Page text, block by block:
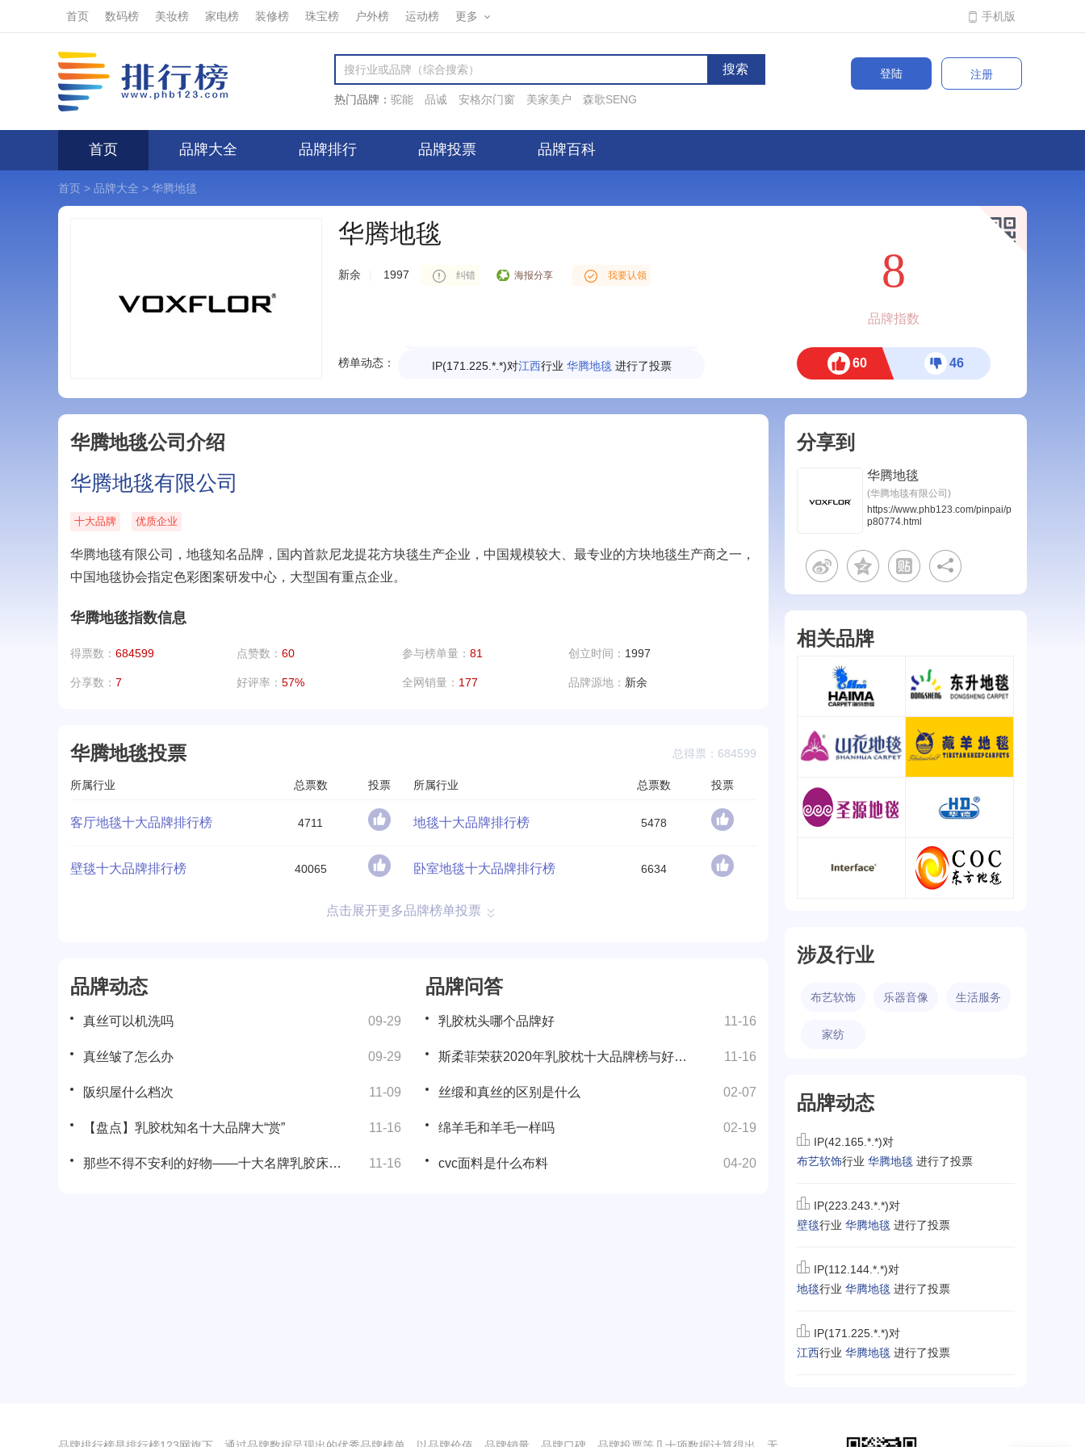
首页 数码榜 美妆榜 家电榜 装修榜 珠宝榜 户外榜 运动榜 更多 手机版
登陆
注册
热门品牌： 驼能 品诚 安格尔门窗 美家美户 森歌SENG
首页 品牌大全 品牌排行 品牌投票 品牌百科
首页 > 品牌大全 > 华腾地毯
华腾地毯
新余 1997 纠错 海报分享 我要认领
榜单动态： IP(171.225.*.*)对江西行业 华腾地毯 进行了投票
8
品牌指数
60 46
华腾地毯公司介绍
华腾地毯有限公司
十大品牌 优质企业
华腾地毯有限公司，地毯知名品牌，国内首款尼龙提花方块毯生产企业，中国规模较大、最专业的方块地毯生产商之一，
中国地毯协会指定色彩图案研发中心，大型国有重点企业。
华腾地毯指数信息
得票数： 684599 点赞数： 60 参与榜单量： 81 创立时间： 1997
分享数： 7 好评率： 57% 全网销量： 177 品牌源地： 新余
总得票：684599
华腾地毯投票
所属行业 总票数 投票 所属行业 总票数 投票
客厅地毯十大品牌排行榜 4711 地毯十大品牌排行榜 5478
壁毯十大品牌排行榜 40065 卧室地毯十大品牌排行榜 6634
点击展开更多品牌榜单投票
品牌动态
真丝可以机洗吗 09-29
真丝皱了怎么办 09-29
阪织屋什么档次 11-09
【盘点】乳胶枕知名十大品牌大“赏” 11-16
那些不得不安利的好物——十大名牌乳胶床垫大盘点 11-16
品牌问答
乳胶枕头哪个品牌好 11-16
斯柔菲荣获2020年乳胶枕十大品牌榜与好评榜双料第一 11-16
丝缎和真丝的区别是什么 02-07
绵羊毛和羊毛一样吗 02-19
cvc面料是什么布料 04-20
分享到
华腾地毯
(华腾地毯有限公司)
https://www.phb123.com/pinpai/p
p80774.html
相关品牌
海马/HM
查看详情
东升/DONGSHENG
查看详情
山花地毯
查看详情
藏羊地毯
查看详情
华德地毯
查看详情
涉及行业
布艺软饰 乐器音像 生活服务
家纺
品牌动态
IP(42.165.*.*)对
布艺软饰行业 华腾地毯 进行了投票
IP(223.243.*.*)对
壁毯行业 华腾地毯 进行了投票
IP(112.144.*.*)对
地毯行业 华腾地毯 进行了投票
IP(171.225.*.*)对
江西行业 华腾地毯 进行了投票